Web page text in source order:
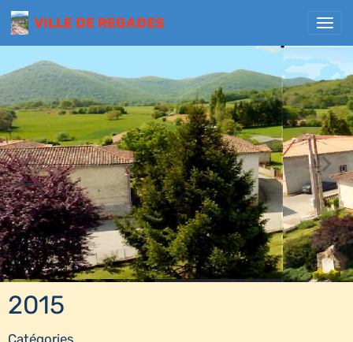
VILLE DE REGADES
2015
Catégories